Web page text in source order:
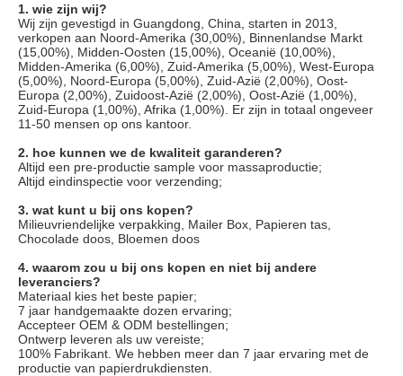
1. wie zijn wij?
Wij zijn gevestigd in Guangdong, China, starten in 2013,
verkopen aan Noord-Amerika (30,00%), Binnenlandse Markt
(15,00%), Midden-Oosten (15,00%), Oceanië (10,00%),
Midden-Amerika (6,00%), Zuid-Amerika (5,00%), West-Europa
(5,00%), Noord-Europa (5,00%), Zuid-Azië (2,00%), Oost-
Europa (2,00%), Zuidoost-Azië (2,00%), Oost-Azië (1,00%),
Zuid-Europa (1,00%), Afrika (1,00%). Er zijn in totaal ongeveer
11-50 mensen op ons kantoor.
2. hoe kunnen we de kwaliteit garanderen?
Altijd een pre-productie sample voor massaproductie;
Altijd eindinspectie voor verzending;
3. wat kunt u bij ons kopen?
Milieuvriendelijke verpakking, Mailer Box, Papieren tas,
Chocolade doos, Bloemen doos
4. waarom zou u bij ons kopen en niet bij andere
leveranciers?
Materiaal kies het beste papier;
7 jaar handgemaakte dozen ervaring;
Accepteer OEM & ODM bestellingen;
Ontwerp leveren als uw vereiste;
100% Fabrikant. We hebben meer dan 7 jaar ervaring met de
productie van papierdrukdiensten.